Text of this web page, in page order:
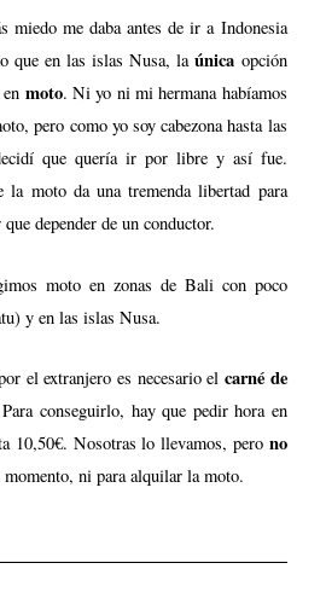
moto en zonas de Bali con poco
y en las islas Nusa.
el extranjero es necesario el carné de
conseguirlo, hay que pedir hora en
10,50€. Nosotras lo llevamos, perono
ni para alquilar la moto.
para viajar a